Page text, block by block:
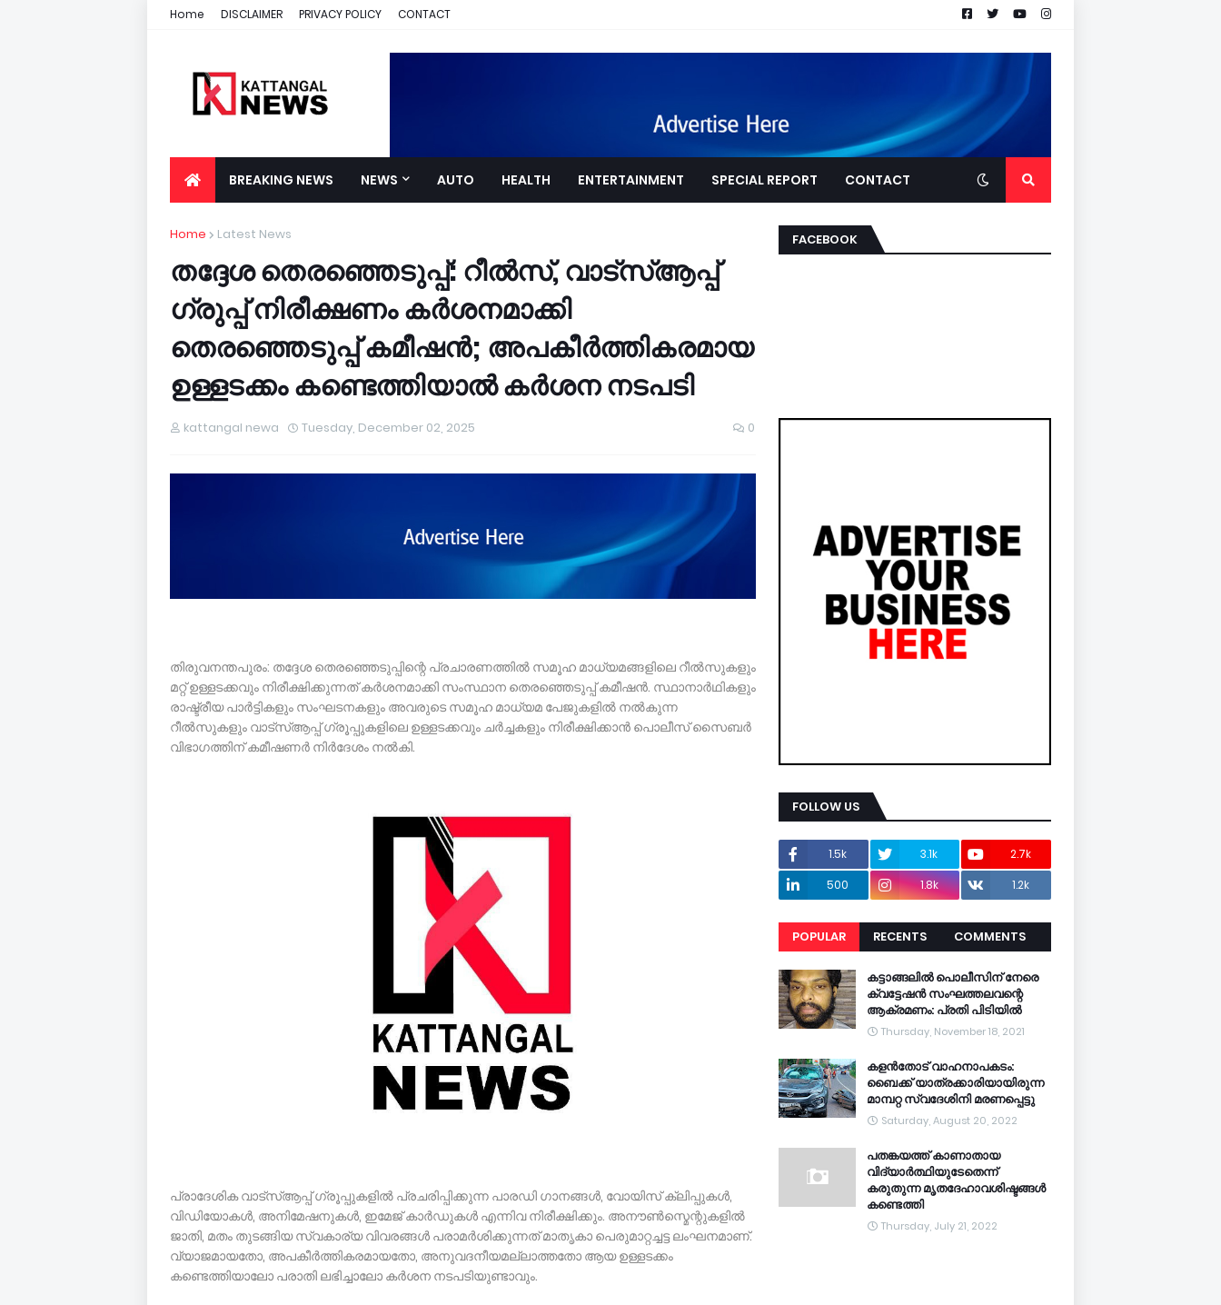
Home DISCLAIMER PRIVACY POLICY CONTACT
BREAKING NEWS NEWS AUTO HEALTH ENTERTAINMENT SPECIAL REPORT CONTACT
Home Latest News
തദ്ദേശ തെരഞ്ഞെടുപ്പ്: റീൽസ്, വാട്സ്ആപ്പ്
ഗ്രുപ്പ് നിരീക്ഷണം കർശനമാക്കി
തെരഞ്ഞെടുപ്പ് കമീഷൻ; അപകീർത്തികരമായ
ഉള്ളടക്കം കണ്ടെത്തിയാൽ കർശന നടപടി
kattangal newa Tuesday, December 02, 2025 0
തിരുവനന്തപുരം: തദ്ദേശ തെരഞ്ഞെടുപ്പിന്റെ പ്രചാരണത്തിൽ സമൂഹ മാധ്യമങ്ങളിലെ റീൽസുകളും
മറ്റ് ഉള്ളടക്കവും നിരീക്ഷിക്കുന്നത് കർശനമാക്കി സംസ്ഥാന തെരഞ്ഞെടുപ്പ് കമീഷൻ. സ്ഥാനാർഥികളും
രാഷ്ട്രീയ പാർട്ടികളും സംഘടനകളും അവരുടെ സമൂഹ മാധ്യമ പേജുകളിൽ നൽകുന്ന
റീൽസുകളും വാട്സ്ആപ്പ് ഗ്രൂപ്പുകളിലെ ഉള്ളടക്കവും ചർച്ചകളും നിരീക്ഷിക്കാൻ പൊലീസ് സൈബർ
വിഭാഗത്തിന് കമീഷണർ നിർദേശം നൽകി.
പ്രാദേശിക വാട്സ്ആപ്പ് ഗ്രൂപ്പുകളിൽ പ്രചരിപ്പിക്കുന്ന പാരഡി ഗാനങ്ങൾ, വോയിസ് ക്ലിപ്പുകൾ,
വിഡിയോകൾ, അനിമേഷനുകൾ, ഇമേജ് കാർഡുകൾ എന്നിവ നിരീക്ഷിക്കും. അനൗൺസ്മെന്റുകളിൽ
ജാതി, മതം തുടങ്ങിയ സ്വകാര്യ വിവരങ്ങൾ പരാമർശിക്കുന്നത് മാതൃകാ പെരുമാറ്റച്ചട്ട ലംഘനമാണ്.
വ്യാജമായതോ, അപകീർത്തികരമായതോ, അനുവദനീയമല്ലാത്തതോ ആയ ഉള്ളടക്കം
കണ്ടെത്തിയാലോ പരാതി ലഭിച്ചാലോ കർശന നടപടിയുണ്ടാവും.
FACEBOOK
FOLLOW US
1.5k 3.1k
2.7k
500
1.8k 1.2k
POPULAR RECENTS
COMMENTS
RECENTS
കട്ടാങ്ങലിൽ പൊലീസിന് നേരെ
ക്വട്ടേഷൻ സംഘത്തലവന്റെ
ആക്രമണം: പ്രതി പിടിയിൽ
Thursday, November 18, 2021
കളൻതോട് വാഹനാപകടം:
ബൈക്ക് യാത്രക്കാരിയായിരുന്ന
മാമ്പറ്റ സ്വദേശിനി മരണപ്പെട്ടു
Saturday, August 20, 2022
പതങ്കയത്ത് കാണാതായ
വിദ്യാർത്ഥിയുടേതെന്ന്
കരുതുന്ന മൃതദേഹാവശിഷ്ടങ്ങൾ
കണ്ടെത്തി
Thursday, July 21, 2022